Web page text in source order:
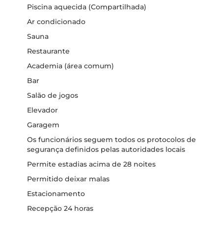
Piscina aquecida (Compartilhada)
Ar condicionado
Sauna
Restaurante
Academia (área comum)
Bar
Salão de jogos
Elevador
Garagem
Os funcionários seguem todos os protocolos de
segurança definidos pelas autoridades locais
Permite estadias acima de 28 noites
Permitido deixar malas
Estacionamento
Recepção 24 horas